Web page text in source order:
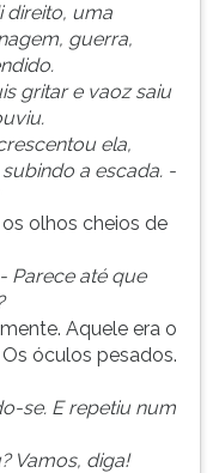
direito, uma
guerra,
gritar e vaoz saiu
ela,
a escada. -
olhos cheios de
Parece até que
Aquele era o
óculos pesados.
se. E repetiu num
Vamos, diga!